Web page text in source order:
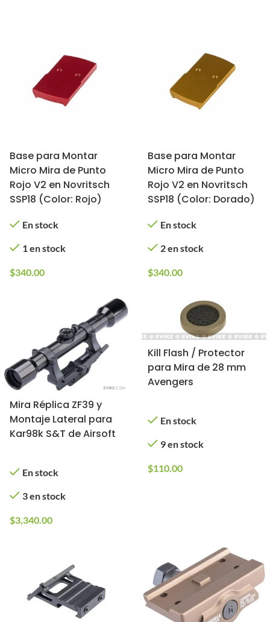
Base para Montar
Micro Mira de Punto
Rojo V2 en Novritsch
SSP18 (Color: Rojo)
En stock
1 en stock
$340.00
Base para Montar
Micro Mira de Punto
Rojo V2 en Novritsch
SSP18 (Color: Dorado)
En stock
2 en stock
$340.00
Mira Réplica ZF39 y
Montaje Lateral para
Kar98k S&T de Airsoft
En stock
3 en stock
$3,340.00
Kill Flash / Protector
para Mira de 28 mm
Avengers
En stock
9 en stock
$110.00